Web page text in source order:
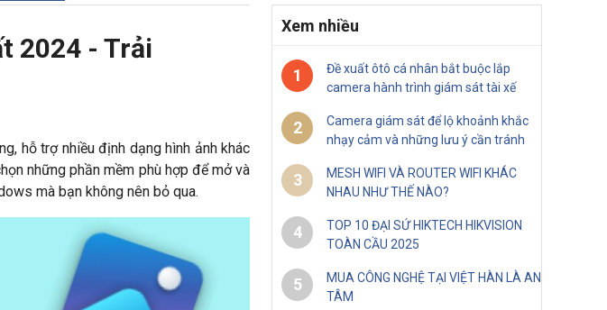
2024 - Trải
hỗ trợ nhiều định dạng hình ảnh khác
những phần mềm phù hợp để mở và
mà bạn không nên bỏ qua.
Xem nhiều
1
Đề xuất ôtô cá nhân bắt buộc lắp
camera hành trình giám sát tài xế
2
Camera giám sát để lộ khoảnh khắc
nhạy cảm và những lưu ý cần tránh
3
MESH WIFI VÀ ROUTER WIFI KHÁC
NHAU NHƯ THẾ NÀO?
4
TOP 10 ĐẠI SỨ HIKTECH HIKVISION
TOÀN CẦU 2025
5
MUA CÔNG NGHỆ TẠI VIỆT HÀN LÀ AN
TÂM